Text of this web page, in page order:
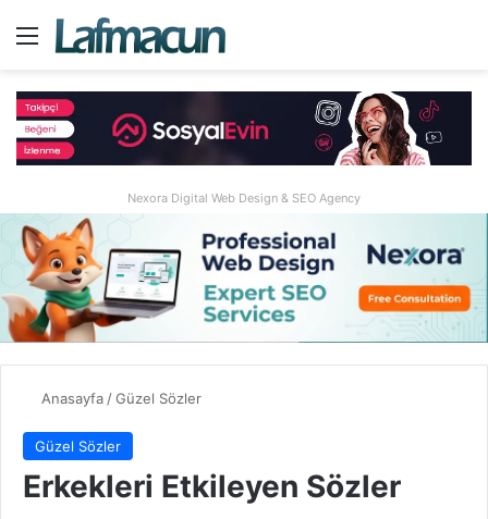
Menü
Nexora Digital Web Design & SEO Agency
Anasayfa/Güzel Sözler
Güzel Sözler
Erkekleri Etkileyen Sözler